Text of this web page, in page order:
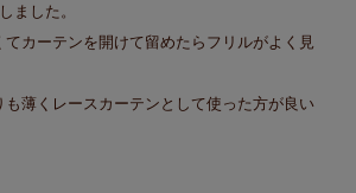
ました。
てカーテンを開けて留めたらフリルがよく見
も薄くレースカーテンとして使った方が良い